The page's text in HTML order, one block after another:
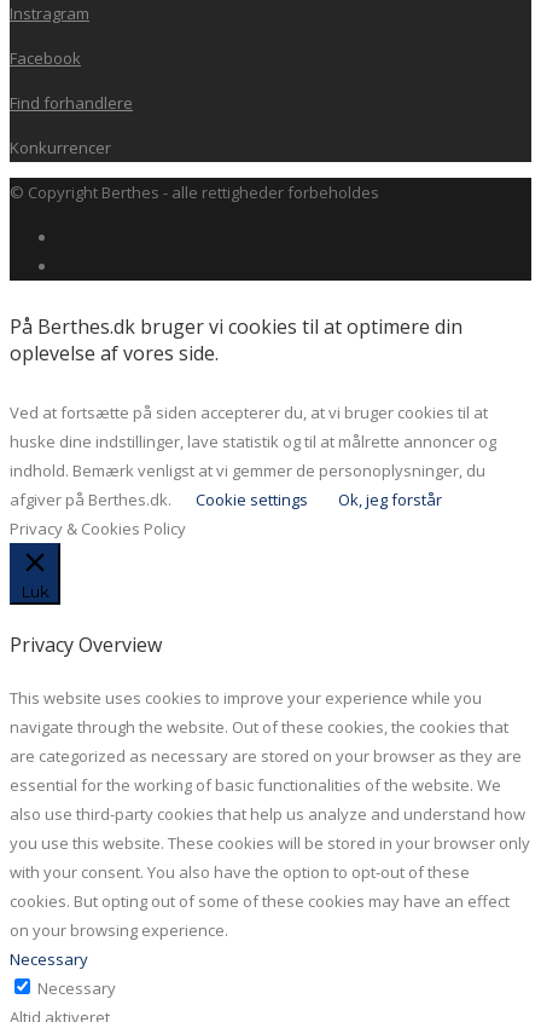
Instragram
Facebook
Find forhandlere
Konkurrencer
© Copyright Berthes - alle rettigheder forbeholdes
På Berthes.dk bruger vi cookies til at optimere din
oplevelse af vores side.
Ved at fortsætte på siden accepterer du, at vi bruger cookies til at
huske dine indstillinger, lave statistik og til at målrette annoncer og
indhold. Bemærk venligst at vi gemmer de personoplysninger, du
afgiver på Berthes.dk.
Cookie settings
Ok, jeg forstår
Privacy & Cookies Policy
Luk
Privacy Overview
This website uses cookies to improve your experience while you
navigate through the website. Out of these cookies, the cookies that
are categorized as necessary are stored on your browser as they are
essential for the working of basic functionalities of the website. We
also use third-party cookies that help us analyze and understand how
you use this website. These cookies will be stored in your browser only
with your consent. You also have the option to opt-out of these
cookies. But opting out of some of these cookies may have an effect
on your browsing experience.
Necessary
Necessary
Altid aktiveret